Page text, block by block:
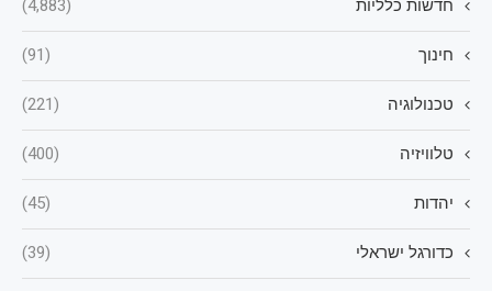
חדשות כלליות (4,883)
חינוך (91)
טכנולוגיה (221)
טלוויזיה (400)
יהדות (45)
כדורגל ישראלי (39)